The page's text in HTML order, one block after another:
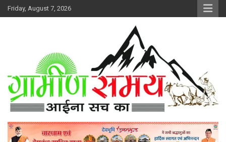
Skip
to
Friday, August 7, 2026
Gramin Samay